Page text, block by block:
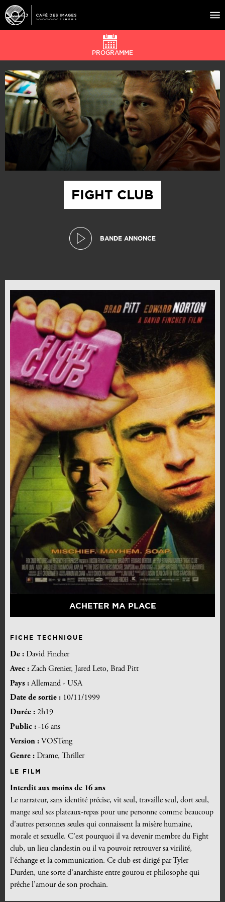
À L’AFFICHE
ÉVÉNEMENTS
CAFÉ DU CINÉ
PRATIQUE
ÉDUCATION AUX IMAGES
FIGHT CLUB
BANDE ANNONCE
ACHETER MA PLACE
FICHE TECHNIQUE
De : David Fincher
Avec : Zach Grenier, Jared Leto, Brad Pitt
Pays :Allemand - USA
Date de sortie : 10/11/1999
Durée : 2h19
Public : -16 ans
Version : VOSTeng
Genre : Drame, Thriller
LE FILM
Interdit aux moins de 16 ans
Le narrateur, sans identité précise, vit seul, travaille seul, dort seul,
mange seul ses plateaux-repas pour une personne comme beaucoup
d’autres personnes seules qui connaissent la misère humaine,
morale et sexuelle. C’est pourquoi il va devenir membre du Fight
club, un lieu clandestin ou il va pouvoir retrouver sa virilité,
l’échange et la communication. Ce club est dirigé par Tyler
Durden, une sorte d’anarchiste entre gourou et philosophe qui
prêche l’amour de son prochain.
PROGRAMME